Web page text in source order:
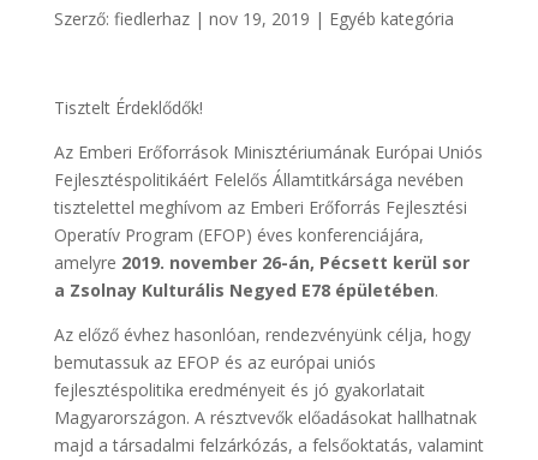
Szerző: fiedlerhaz| nov 19, 2019 | Egyéb kategória
Tisztelt Érdeklődők!
Az Emberi Erőforrások Minisztériumának Európai Uniós
Fejlesztéspolitikáért Felelős Államtitkársága nevében
tisztelettel meghívom az Emberi Erőforrás Fejlesztési
Operatív Program (EFOP) éves konferenciájára,
amelyre 2019. november 26-án, Pécsett kerül sor
a Zsolnay Kulturális Negyed E78 épületében.
Az előző évhez hasonlóan, rendezvényünk célja, hogy
bemutassuk az EFOP és az európai uniós
fejlesztéspolitika eredményeit és jó gyakorlatait
Magyarországon. A résztvevők előadásokat hallhatnak
majd a társadalmi felzárkózás, a felsőoktatás, valamint